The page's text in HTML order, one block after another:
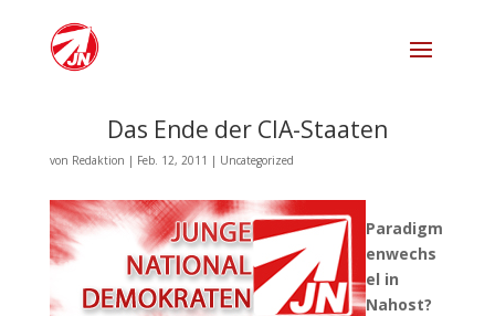
Das Ende der CIA-Staaten
von Redaktion | Feb. 12, 2011 | Uncategorized
Paradigm
enwechs
el in
Nahost?